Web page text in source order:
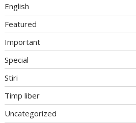
English
Featured
Important
Special
Stiri
Timp liber
Uncategorized